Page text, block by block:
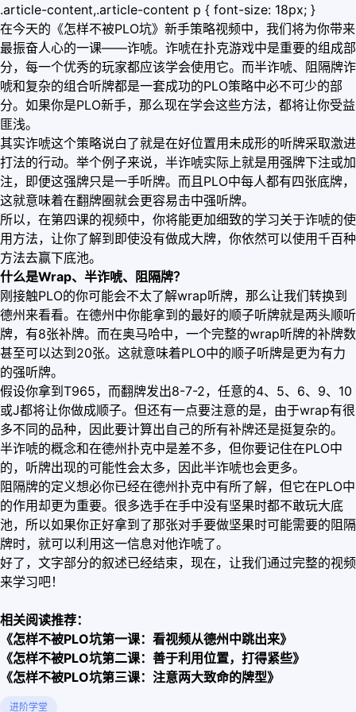
.article-content,.article-content p { font-size: 18px; }
在今天的《怎样不被PLO坑》新手策略视频中，我们将为你带来
最振奋人心的一课——诈唬。诈唬在扑克游戏中是重要的组成部
分，每一个优秀的玩家都应该学会使用它。而半诈唬、阻隔牌诈
唬和复杂的组合听牌都是一套成功的PLO策略中必不可少的部
分。如果你是PLO新手，那么现在学会这些方法，都将让你受益
匪浅。
其实诈唬这个策略说白了就是在好位置用未成形的听牌采取激进
打法的行动。举个例子来说，半诈唬实际上就是用强牌下注或加
注，即便这强牌只是一手听牌。而且PLO中每人都有四张底牌，
这就意味着在翻牌圈就会更容易击中强听牌。
所以，在第四课的视频中，你将能更加细致的学习关于诈唬的使
用方法，让你了解到即使没有做成大牌，你依然可以使用千百种
方法去赢下底池。
什么是Wrap、半诈唬、阻隔牌？
刚接触PLO的你可能会不太了解wrap听牌，那么让我们转换到
德州来看看。在德州中你能拿到的最好的顺子听牌就是两头顺听
牌，有8张补牌。而在奥马哈中，一个完整的wrap听牌的补牌数
甚至可以达到20张。这就意味着PLO中的顺子听牌是更为有力
的强听牌。
假设你拿到T965，而翻牌发出8-7-2，任意的4、5、6、9、10
或J都将让你做成顺子。但还有一点要注意的是，由于wrap有很
多不同的品种，因此要计算出自己的所有补牌还是挺复杂的。
半诈唬的概念和在德州扑克中是差不多，但你要记住在PLO中
的，听牌出现的可能性会太多，因此半诈唬也会更多。
阻隔牌的定义想必你已经在德州扑克中有所了解，但它在PLO中
的作用却更为重要。很多选手在手中没有坚果时都不敢玩大底
池，所以如果你正好拿到了那张对手要做坚果时可能需要的阻隔
牌时，就可以利用这一信息对他诈唬了。
好了，文字部分的叙述已经结束，现在，让我们通过完整的视频
来学习吧！
相关阅读推荐：
《怎样不被PLO坑第一课：看视频从德州中跳出来》
《怎样不被PLO坑第二课：善于利用位置，打得紧些》
《怎样不被PLO坑第三课：注意两大致命的牌型》
进阶学堂